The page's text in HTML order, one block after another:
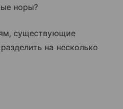
норы?
существующие
на несколько